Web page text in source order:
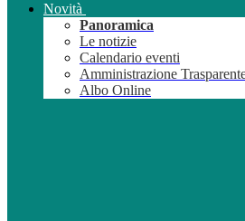
Novità
Panoramica
Le notizie
Calendario eventi
Amministrazione
Albo Online